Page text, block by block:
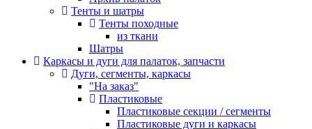
Тенты и шатры
Тенты походные
из ткани
Шатры
Каркасы и дуги для палаток, запчасти
Дуги, сегменты, каркасы
"На заказ"
Пластиковые
Пластиковые секции / сегменты
Пластиковые дуги и каркасы